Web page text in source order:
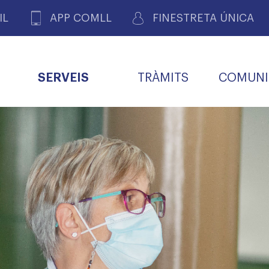
APP COMLL FINESTRETA ÚNICA
SERVEIS TRÀMITS
DE GOVERN COMISSIÓ DEONTOLÒGICA
INFORMÀTICA I NOVES
TECNOLOGIES
BORSA DE FEINA
FORMACIÓ
FAMÍLIES I LA LLAR
ALERTES
FARMACÈUTIQUES
BUTLLETÍ MÈDIC
R
CARNET METGE
COL·LEGIAT
TALONARIS